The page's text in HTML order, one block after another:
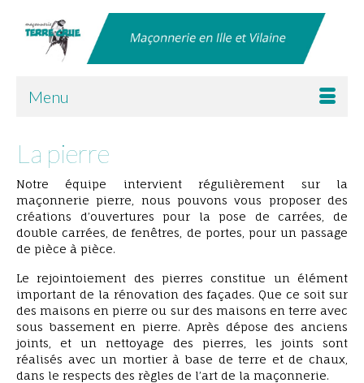
Menu
La pierre
Notre équipe intervient régulièrement sur la
maçonnerie pierre, nous pouvons vous proposer des
créations d’ouvertures pour la pose de carrées, de
double carrées, de fenêtres, de portes, pour un passage
de pièce à pièce.
Le rejointoiement des pierres constitue un élément
important de la rénovation des façades. Que ce soit sur
des maisons en pierre ou sur des maisons en terre avec
sous bassement en pierre. Après dépose des anciens
joints, et un nettoyage des pierres, les joints sont
réalisés avec un mortier à base de terre et de chaux,
dans le respects des règles de l’art de la maçonnerie.